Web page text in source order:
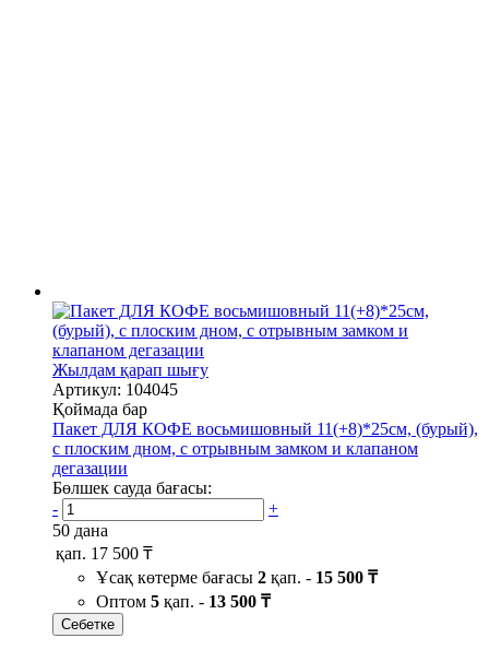
Жылдам қарап шығу
Артикул: 104045
Қоймада бар
Пакет ДЛЯ КОФЕ восьмишовный 11(+8)*25см, (бурый),
с плоским дном, с отрывным замком и клапаном
дегазации
Бөлшек сауда бағасы:
-
+
50 дана
қап. 17 500 ₸
Ұсақ көтерме бағасы 2 қап. - 15 500 ₸
Оптом 5 қап. - 13 500 ₸
Себетке